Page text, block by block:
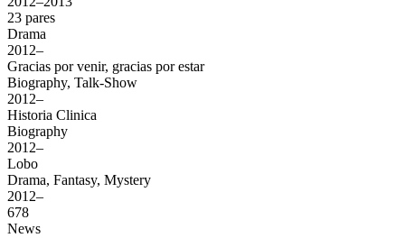
23 pares
Drama
2012–
Gracias por venir, gracias por estar
Biography, Talk-Show
2012–
Historia Clinica
Biography
2012–
Lobo
Drama, Fantasy, Mystery
2012–
678
News